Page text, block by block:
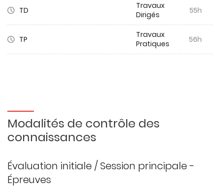
TD
Travaux
Dirigés
55h
TP
Travaux
Pratiques
56h
Modalités de contrôle des
connaissances
Évaluation initiale / Session principale -
Épreuves